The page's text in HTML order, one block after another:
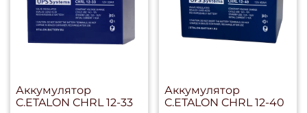
Аккумулятор
C.ETALON CHRL 12-33
Аккумулятор
C.ETALON CHRL 12-40